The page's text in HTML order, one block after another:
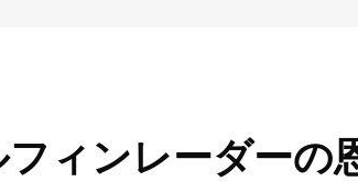
ィンレーダーの